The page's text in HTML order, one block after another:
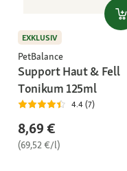
EXKLUSIV
PetBalance
Support Haut & Fell
Tonikum 125ml
4.4 (7)
8,69 €
(69,52 €/l)